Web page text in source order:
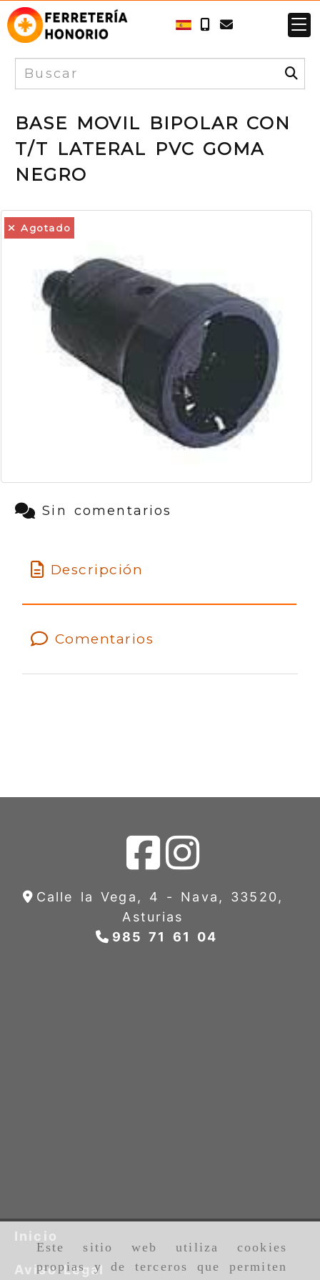
Este sitio web utiliza cookies
propias y de terceros que permiten
BASE MOVIL BIPOLAR CON
T/T LATERAL PVC GOMA
NEGRO
Agotado
Sin comentarios
Descripción
Comentarios
Calle la Vega, 4 - Nava, 33520,
Asturias
985 71 61 04
Inicio
Aviso Legal